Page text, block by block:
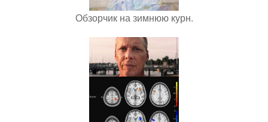
Обзорчик на зимнюю курн.